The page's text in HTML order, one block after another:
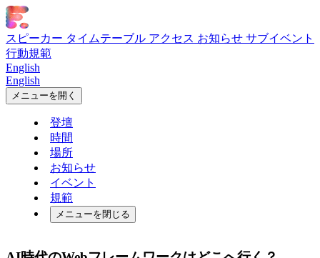
スピーカー タイムテーブル アクセス お知らせ サブイベント
行動規範
English
English
メニューを開く
登壇
時間
場所
お知らせ
イベント
規範
メニューを閉じる